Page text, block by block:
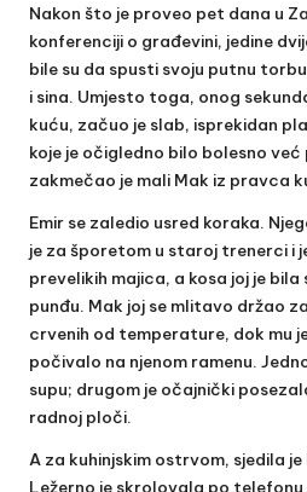
Nakon što je proveo pet dana u
konferenciji o građevini, jedine
bile su da spusti svoju putnu
i sina. Umjesto toga, onog
kuću, začuo je slab, isprekidan
koje je očigledno bilo bolesno
zakmečao je mali Mak iz pravca
Emir se zaledio usred koraka.
je za šporetom u staroj trenerci i
prevelikih majica, a kosa joj je
punđu. Mak joj se mlitavo držao
crvenih od temperature, dok mu
počivalo na njenom ramenu.
supu; drugom je očajnički
radnoj ploči.
A za kuhinjskim ostrvom, sjedila
Ležerno je skrolovala po